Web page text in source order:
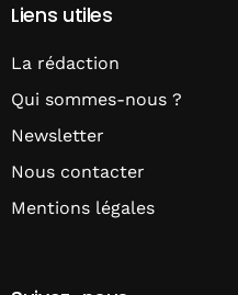
Liens utiles
La rédaction
Qui sommes-nous ?
Newsletter
Nous contacter
Mentions légales